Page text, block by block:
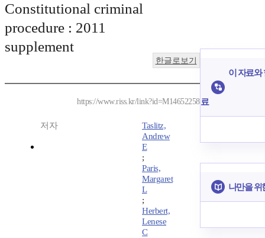
Constitutional criminal
procedure : 2011
supplement
한글로보기
https://www.riss.kr/link?id=M14652258
저자
Taslitz,
Andrew
E
;
Paris,
Margaret
L
;
Herbert,
Lenese
C
이 자료와
료
나만을 위